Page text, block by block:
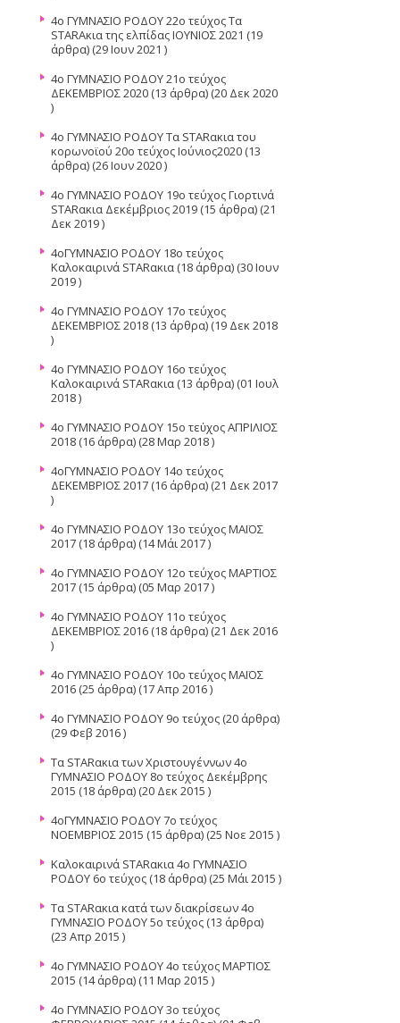
4ο ΓΥΜΝΑΣΙΟ ΡΟΔΟΥ 22ο τεύχος Τα
STARAκια της ελπίδας ΙΟΥΝΙΟΣ 2021 (19
άρθρα) (29 Ιουν 2021 )
4ο ΓΥΜΝΑΣΙΟ ΡΟΔΟΥ 21ο τεύχος
ΔΕΚΕΜΒΡΙΟΣ 2020 (13 άρθρα) (20 Δεκ 2020
)
4ο ΓΥΜΝΑΣΙΟ ΡΟΔΟΥ Τα STARακια του
κορωνοϊού 20ο τεύχος Ιούνιος2020 (13
άρθρα) (26 Ιουν 2020 )
4o ΓΥΜΝΑΣΙΟ ΡΟΔΟΥ 19ο τεύχος Γιορτινά
STARακια Δεκέμβριος 2019 (15 άρθρα) (21
Δεκ 2019 )
4oΓΥΜΝΑΣΙΟ ΡΟΔΟΥ 18ο τεύχος
Καλοκαιρινά STARακια (18 άρθρα) (30 Ιουν
2019 )
4ο ΓΥΜΝΑΣΙΟ ΡΟΔΟΥ 17ο τεύχος
ΔΕΚΕΜΒΡΙΟΣ 2018 (13 άρθρα) (19 Δεκ 2018
)
4o ΓΥΜΝΑΣΙΟ ΡΟΔΟΥ 16ο τεύχος
Καλοκαιρινά STARακια (13 άρθρα) (01 Ιουλ
2018 )
4o ΓΥΜΝΑΣΙΟ ΡΟΔΟΥ 15ο τεὐχος ΑΠΡΙΛΙΟΣ
2018 (16 άρθρα) (28 Μαρ 2018 )
4οΓΥΜΝΑΣΙΟ ΡΟΔΟΥ 14ο τεύχος
ΔΕΚΕΜΒΡΙΟΣ 2017 (16 άρθρα) (21 Δεκ 2017
)
4ο ΓΥΜΝΑΣΙΟ ΡΟΔΟΥ 13ο τεύχος ΜΑΪΟΣ
2017 (18 άρθρα) (14 Μάι 2017 )
4ο ΓΥΜΝΑΣΙΟ ΡΟΔΟΥ 12ο τεύχος ΜΑΡΤΙΟΣ
2017 (15 άρθρα) (05 Μαρ 2017 )
4ο ΓΥΜΝΑΣΙΟ ΡΟΔΟΥ 11ο τεύχος
ΔΕΚΕΜΒΡΙΟΣ 2016 (18 άρθρα) (21 Δεκ 2016
)
4ο ΓΥΜΝΑΣΙΟ ΡΟΔΟΥ 10ο τεύχος ΜΑΪΟΣ
2016 (25 άρθρα) (17 Απρ 2016 )
4ο ΓΥΜΝΑΣΙΟ ΡΟΔΟΥ 9ο τεύχος (20 άρθρα)
(29 Φεβ 2016 )
Τα STARακια των Χριστουγέννων 4ο
ΓΥΜΝΑΣΙΟ ΡΟΔΟΥ 8ο τεύχος Δεκέμβρης
2015 (18 άρθρα) (20 Δεκ 2015 )
4οΓΥΜΝΑΣΙΟ ΡΟΔΟΥ 7ο τεύχος
ΝΟΕΜΒΡΙΟΣ 2015 (15 άρθρα) (25 Νοε 2015 )
Καλοκαιρινά STARακια 4ο ΓΥΜΝΑΣΙΟ
ΡΟΔΟΥ 6ο τεύχος (18 άρθρα) (25 Μάι 2015 )
Τα STARακια κατά των διακρίσεων 4ο
ΓΥΜΝΑΣΙΟ ΡΟΔΟΥ 5o τεύχος (13 άρθρα)
(23 Απρ 2015 )
4ο ΓΥΜΝΑΣΙΟ ΡΟΔΟΥ 4ο τεύχος ΜΑΡΤΙΟΣ
2015 (14 άρθρα) (11 Μαρ 2015 )
4ο ΓΥΜΝΑΣΙΟ ΡΟΔΟΥ 3ο τεύχος